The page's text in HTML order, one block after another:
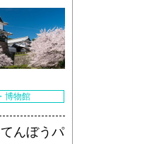
博物館
んぼうパ